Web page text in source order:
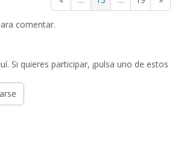
comentar.
Si quieres participar, ¡pulsa uno de estos